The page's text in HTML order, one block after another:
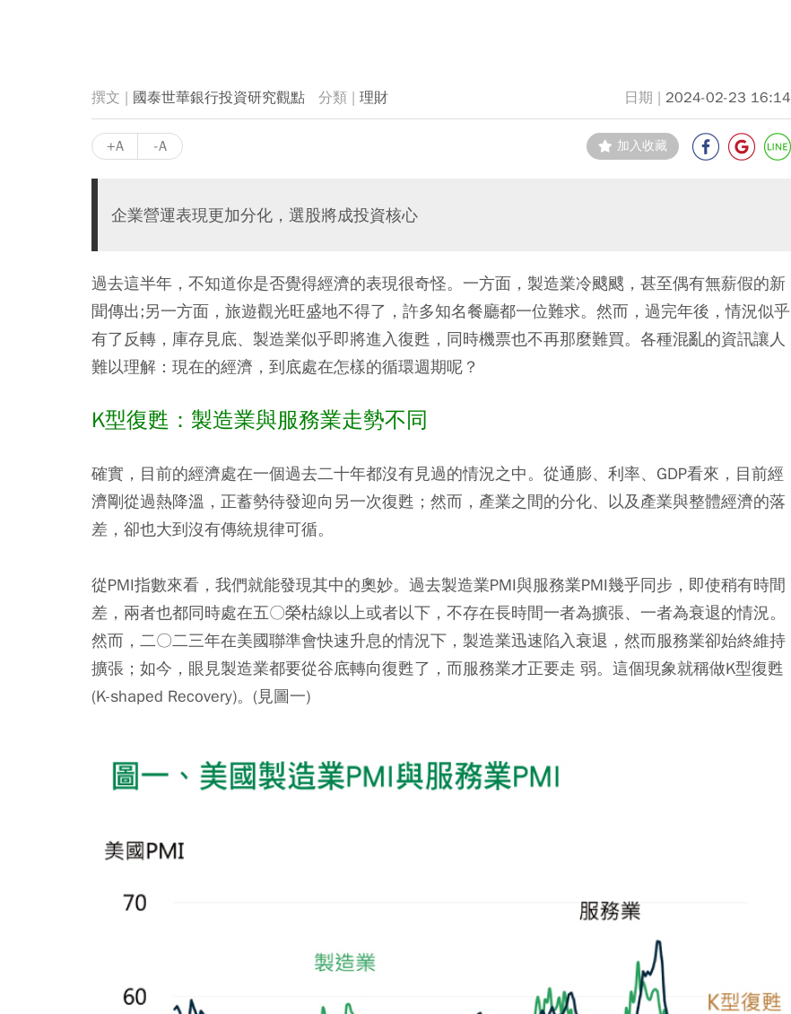
國泰世華銀行投資研究觀點 理財 2024-02-23 16:14
+A -A 加入收藏
企業營運表現更加分化，選股將成投資核心
過去這半年，不知道你是否覺得經濟的表現很奇怪。一方面，製造業冷颼颼，甚至偶有無薪假的新
聞傳出;另一方面，旅遊觀光旺盛地不得了，許多知名餐廳都一位難求。然而，過完年後，情況似乎
有了反轉，庫存見底、製造業似乎即將進入復甦，同時機票也不再那麼難買。各種混亂的資訊讓人
難以理解：現在的經濟，到底處在怎樣的循環週期呢？
K型復甦：製造業與服務業走勢不同
確實，目前的經濟處在一個過去二十年都沒有見過的情況之中。從通膨、利率、GDP看來，目前經
濟剛從過熱降溫，正蓄勢待發迎向另一次復甦；然而，產業之間的分化、以及產業與整體經濟的落
差，卻也大到沒有傳統規律可循。
從PMI指數來看，我們就能發現其中的奧妙。過去製造業PMI與服務業PMI幾乎同步，即使稍有時間
差，兩者也都同時處在五〇榮枯線以上或者以下，不存在長時間一者為擴張、一者為衰退的情況。
然而，二〇二三年在美國聯準會快速升息的情況下，製造業迅速陷入衰退，然而服務業卻始終維持
擴張；如今，眼見製造業都要從谷底轉向復甦了，而服務業才正要走 弱。這個現象就稱做K型復甦
(K-shaped Recovery)。(見圖一)